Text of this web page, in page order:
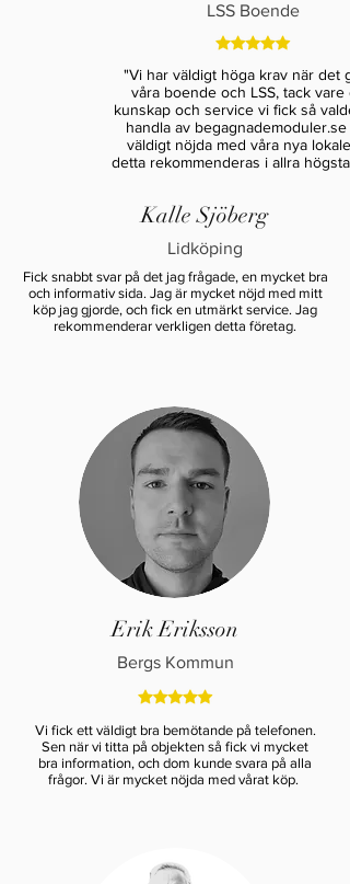
LSS Boende
"Vi har väldigt höga krav när det
våra boende och LSS, tack vare
kunskap och service vi fick så
handla av begagnademoduler.se
väldigt nöjda med våra nya
detta rekommenderas i allra högsta
Kalle Sjöberg
Lidköping
Fick snabbt svar på det jag frågade, en mycket bra
och informativ sida. Jag är mycket nöjd med mitt
köp jag gjorde, och fick en utmärkt service. Jag
rekommenderar verkligen detta företag.
Erik Eriksson
Bergs Kommun
Vi fick ett väldigt bra bemötande på telefonen.
Sen när vi titta på objekten så fick vi mycket
bra information, och dom kunde svara på alla
frågor. Vi är mycket nöjda med vårat köp.